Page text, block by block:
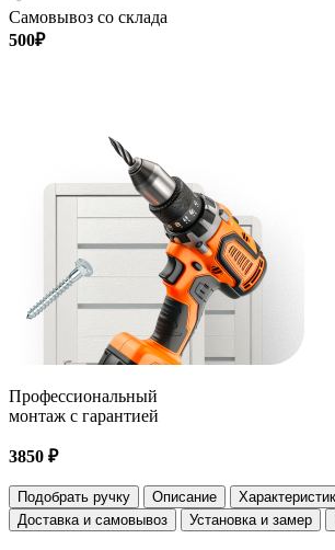
Самовывоз со склада
500₽
Профессиональный
монтаж с гарантией
3850 ₽
Подобрать ручку Описание
Доставка и самовывоз
Установка и замер